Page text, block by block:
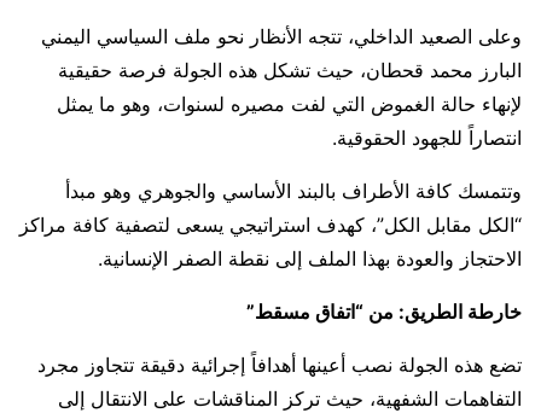
وعلى الصعيد الداخلي، تتجه الأنظار نحو ملف السياسي اليمني
البارز محمد قحطان، حيث تشكل هذه الجولة فرصة حقيقية
لإنهاء حالة الغموض التي لفت مصيره لسنوات، وهو ما يمثل
انتصاراً للجهود الحقوقية.
وتتمسك كافة الأطراف بالبند الأساسي والجوهري وهو مبدأ
“الكل مقابل الكل”، كهدف استراتيجي يسعى لتصفية كافة مراكز
الاحتجاز والعودة بهذا الملف إلى نقطة الصفر الإنسانية.
خارطة الطريق: من “اتفاق مسقط”
​تضع هذه الجولة نصب أعينها أهدافاً إجرائية دقيقة تتجاوز مجرد
التفاهمات الشفهية، حيث تركز المناقشات على الانتقال إلى